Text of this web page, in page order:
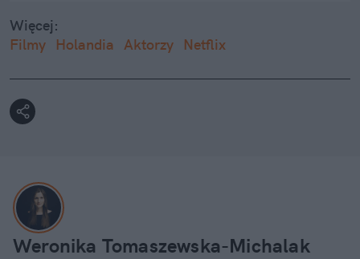
Więcej:
Filmy
Holandia Aktorzy Netflix
Weronika Tomaszewska-Michalak